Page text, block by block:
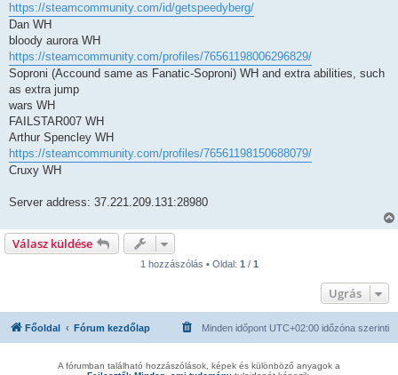
https://steamcommunity.com/id/getspeedyberg/
Dan WH
bloody aurora WH
https://steamcommunity.com/profiles/76561198006296829/
Soproni (Accound same as Fanatic-Soproni) WH and extra abilities, such
as extra jump
wars WH
FAILSTAR007 WH
Arthur Spencley WH
https://steamcommunity.com/profiles/76561198150688079/
Cruxy WH
Server address: 37.221.209.131:28980
Válasz küldése
1 hozzászólás • Oldal: 1 / 1
Ugrás
Főoldal Fórum kezdőlap Minden időpont UTC+02:00 időzóna szerinti
A fórumban található hozzászólások, képek és különböző anyagok a